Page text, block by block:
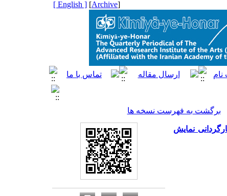
[
Archive
]
[ English ]
برگشت به فهرست نسخه ها
نمایش